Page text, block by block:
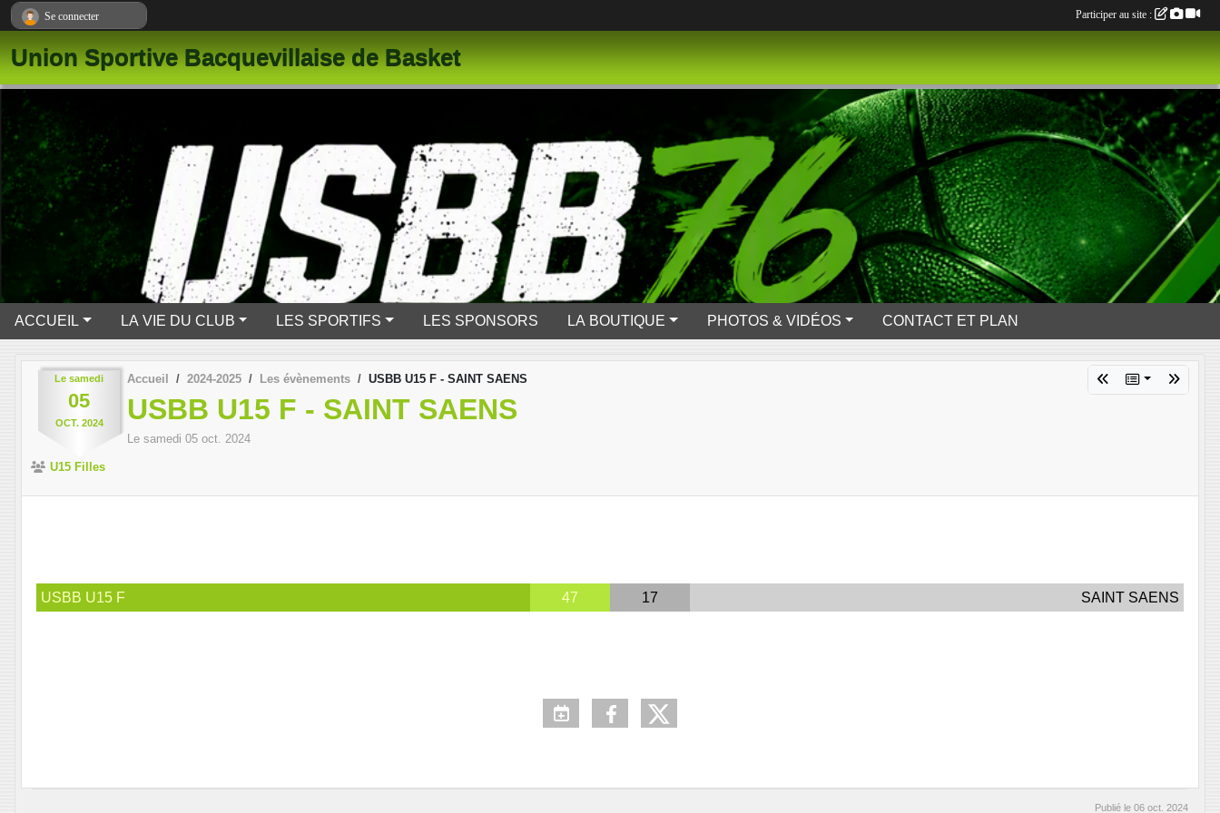
Union Sportive Bacquevillaise de Basket
ACCUEIL LA VIE DU CLUB LES SPORTIFS LES SPONSORS LA BOUTIQUE PHOTOS & VIDÉOS CONTACT ET PLAN
Le samedi
05
OCT. 2024
Accueil 2024-2025 Les évènements USBB U15 F - SAINT SAENS
USBB U15 F - SAINT SAENS
Le samedi 05 oct. 2024
U15 Filles
USBB U15 F 47 17 SAINT SAENS
Publié le 06 oct. 2024
Se connecter Participer au site :
Panneau de gestion des cookies